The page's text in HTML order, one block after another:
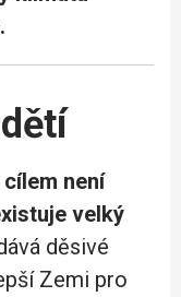
není
velký
děsivé
Zemi pro